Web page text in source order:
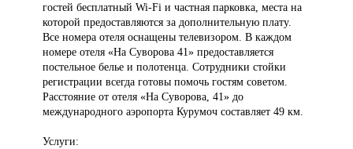
гостей бесплатный Wi-Fi и частная парковка, места на
которой предоставляются за дополнительную плату.
Все номера отеля оснащены телевизором. В каждом
номере отеля «На Суворова 41» предоставляется
постельное белье и полотенца. Сотрудники стойки
регистрации всегда готовы помочь гостям советом.
Расстояние от отеля «На Суворова, 41» до
международного аэропорта Курумоч составляет 49 км.
Услуги: